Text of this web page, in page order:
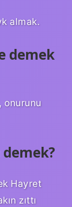
almak.
demek
onurunu
Hayret
zıttı